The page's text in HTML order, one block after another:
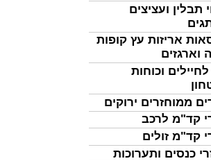
תבלין ועציצים
אריזות עץ קופות
וארגזים
לחיילים וכוחות
ממוחזרים ירוקים
קד"מ לרכב
קד"מ זולים
כנסים ותערוכות